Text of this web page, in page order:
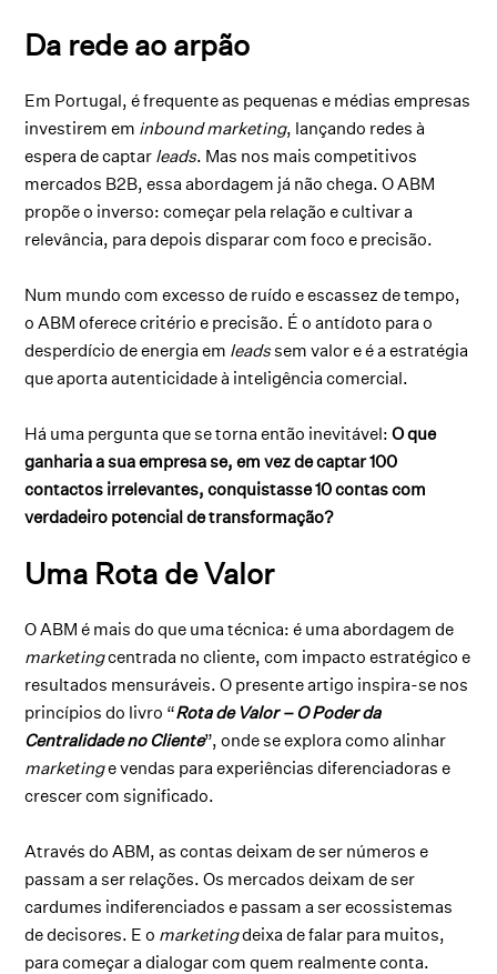
Da rede ao arpão
Em Portugal, é frequente as pequenas e médias empresas
investirem em inboundmarketing, lançando redes à
espera de captar leads. Mas nos mais competitivos
mercados B2B, essa abordagem já não chega. O ABM
propõe o inverso: começar pela relação e cultivar a
relevância, para depois disparar com foco e precisão.
Num mundo com excesso de ruído e escassez de tempo,
o ABM oferece critério e precisão. É o antídoto para o
desperdício de energia em leadssem valor e é a estratégia
que aporta autenticidade à inteligência comercial.
Há uma pergunta que se torna então inevitável:O que
ganharia a sua empresa se, em vez de captar 100
contactos irrelevantes, conquistasse 10 contas com
verdadeiro potencial de transformação?
Uma Rota de Valor
O ABM é mais do que uma técnica: é uma abordagem de
marketingcentrada no cliente, com impacto estratégico e
resultados mensuráveis. O presente artigo inspira-se nos
princípios do livro “Rota de Valor – O Poder da
Centralidade no Cliente”, onde se explora como alinhar
marketinge vendas para experiências diferenciadoras e
crescer com significado.
Através do ABM, as contas deixam de ser números e
passam a ser relações. Os mercados deixam de ser
cardumes indiferenciados e passam a ser ecossistemas
de decisores. E o marketingdeixa de falar para muitos,
para começar a dialogar com quem realmente conta.